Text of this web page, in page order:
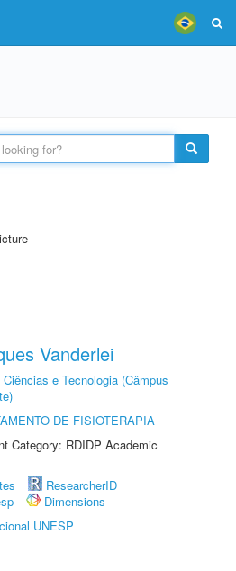
Vanderlei
e Tecnologia (Câmpus
DE FISIOTERAPIA
Category: RDIDP Academic
ResearcherID
Dimensions
UNESP